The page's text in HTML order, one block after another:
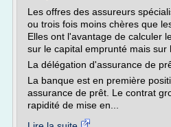
Les offres des assureurs
ou trois fois moins chères que
Elles ont l'avantage de calculer
sur le capital emprunté mais sur
La délégation d'assurance de
La banque est en première
assurance de prêt. Le contrat
rapidité de mise en...